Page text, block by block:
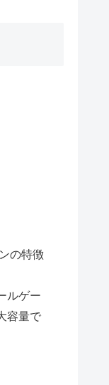
の特徴
ルゲー
容量で